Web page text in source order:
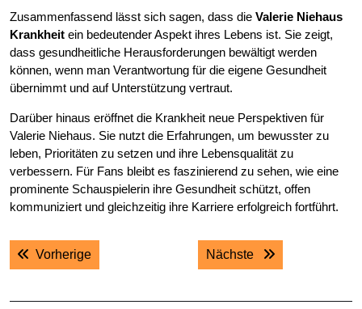
Zusammenfassend lässt sich sagen, dass die Valerie Niehaus
Krankheit ein bedeutender Aspekt ihres Lebens ist. Sie zeigt,
dass gesundheitliche Herausforderungen bewältigt werden
können, wenn man Verantwortung für die eigene Gesundheit
übernimmt und auf Unterstützung vertraut.
Darüber hinaus eröffnet die Krankheit neue Perspektiven für
Valerie Niehaus. Sie nutzt die Erfahrungen, um bewusster zu
leben, Prioritäten zu setzen und ihre Lebensqualität zu
verbessern. Für Fans bleibt es faszinierend zu sehen, wie eine
prominente Schauspielerin ihre Gesundheit schützt, offen
kommuniziert und gleichzeitig ihre Karriere erfolgreich fortführt.
Post
navigation
VorherigePrevious post: Nächste Next post: